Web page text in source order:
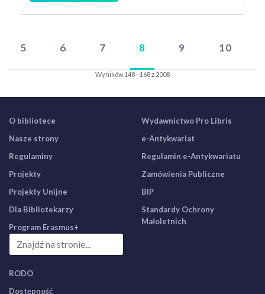
5 6 7 8 9 10
Wyników 148 - 168 z 2008
O bibliotece
Nasze strony
Regulaminy
Projekty
Projekty Unijne
Dla Bibliotekarzy
Program Erasmus+
Wydawnictwo Pro Libris
e-Antykwariat
Regulamin e-Antykwariatu
Zamówienia Publiczne
BIP
Standardy Ochrony
Małoletnich
RODO
Dostępność